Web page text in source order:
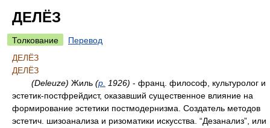
ДЕЛЁЗ
Толкование
Перевод
ДЕЛЁЗ
ДЕЛЁЗ
(Deleuze) Жиль (р. 1926) - франц. философ, культуролог и
эстетик-постфрейдист, оказавший существенное влияние на
формирование эстетики постмодернизма. Создатель методов
эстетич. шизоанализа и ризоматики искусства. “Дезанализ”, или